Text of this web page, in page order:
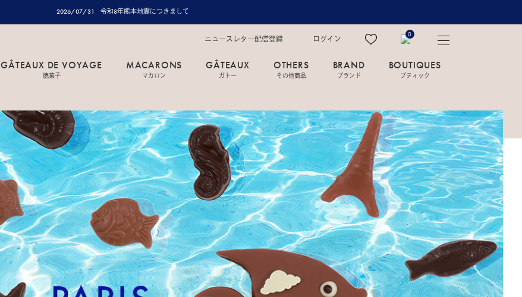
2026/07/31 令和8年熊本地震につきまして
ニュースレター配信登録 ログイン
0
GÂTEAUX DE VOYAGE
焼菓子
MACARONS
マカロン
GÂTEAUX
ガトー
OTHERS
その他商品
BRAND
ブランド
BOUTIQUES
ブティック